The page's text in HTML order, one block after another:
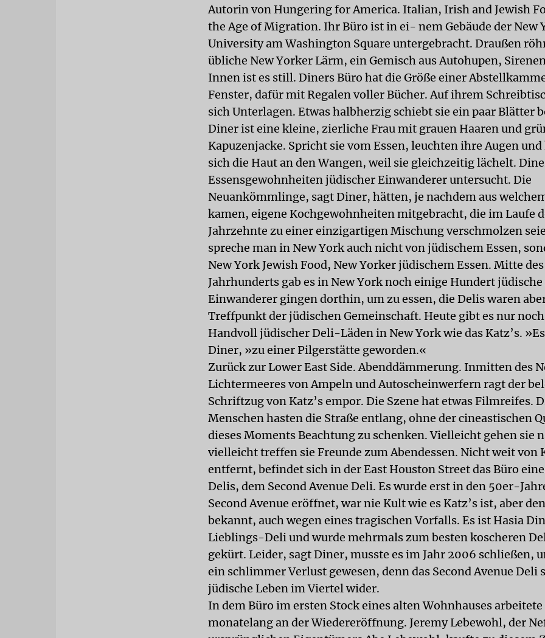
Autorin von Hungering for America. Italian, Irish and Jewish
the Age of Migration. Ihr Büro ist in ei- nem Gebäude der New
University am Washington Square untergebracht. Draußen
übliche New Yorker Lärm, ein Gemisch aus Autohupen,
Innen ist es still. Diners Büro hat die Größe einer
Fenster, dafür mit Regalen voller Bücher. Auf ihrem
sich Unterlagen. Etwas halbherzig schiebt sie ein paar Blätter
Diner ist eine kleine, zierliche Frau mit grauen Haaren und
Kapuzenjacke. Spricht sie vom Essen, leuchten ihre Augen
sich die Haut an den Wangen, weil sie gleichzeitig lächelt.
Essensgewohnheiten jüdischer Einwanderer untersucht. Die
Neuankömmlinge, sagt Diner, hätten, je nachdem aus
kamen, eigene Kochgewohnheiten mitgebracht, die im Laufe
Jahrzehnte zu einer einzigartigen Mischung verschmolzen
spreche man in New York auch nicht von jüdischem Essen,
New York Jewish Food, New Yorker jüdischem Essen. Mitte
Jahrhunderts gab es in New York noch einige Hundert jüdische
Einwanderer gingen dorthin, um zu essen, die Delis waren
Treffpunkt der jüdischen Gemeinschaft. Heute gibt es nur
Handvoll jüdischer Deli-Läden in New York wie das Katz’s.
Diner, »zu einer Pilgerstätte geworden.«
Zurück zur Lower East Side. Abenddämmerung. Inmitten des
Lichtermeeres von Ampeln und Autoscheinwerfern ragt der
Schriftzug von Katz’s empor. Die Szene hat etwas Filmreifes.
Menschen hasten die Straße entlang, ohne der cineastischen
dieses Moments Beachtung zu schenken. Vielleicht gehen sie
vielleicht treffen sie Freunde zum Abendessen. Nicht weit von
entfernt, befindet sich in der East Houston Street das Büro
Delis, dem Second Avenue Deli. Es wurde erst in den 50er-
Second Avenue eröffnet, war nie Kult wie es Katz’s ist, aber
bekannt, auch wegen eines tragischen Vorfalls. Es ist Hasia
Lieblings-Deli und wurde mehrmals zum besten koscheren
gekürt. Leider, sagt Diner, musste es im Jahr 2006 schließen,
ein schlimmer Verlust gewesen, denn das Second Avenue Deli
jüdische Leben im Viertel wider.
In dem Büro im ersten Stock eines alten Wohnhauses
monatelang an der Wiedereröffnung. Jeremy Lebewohl, der